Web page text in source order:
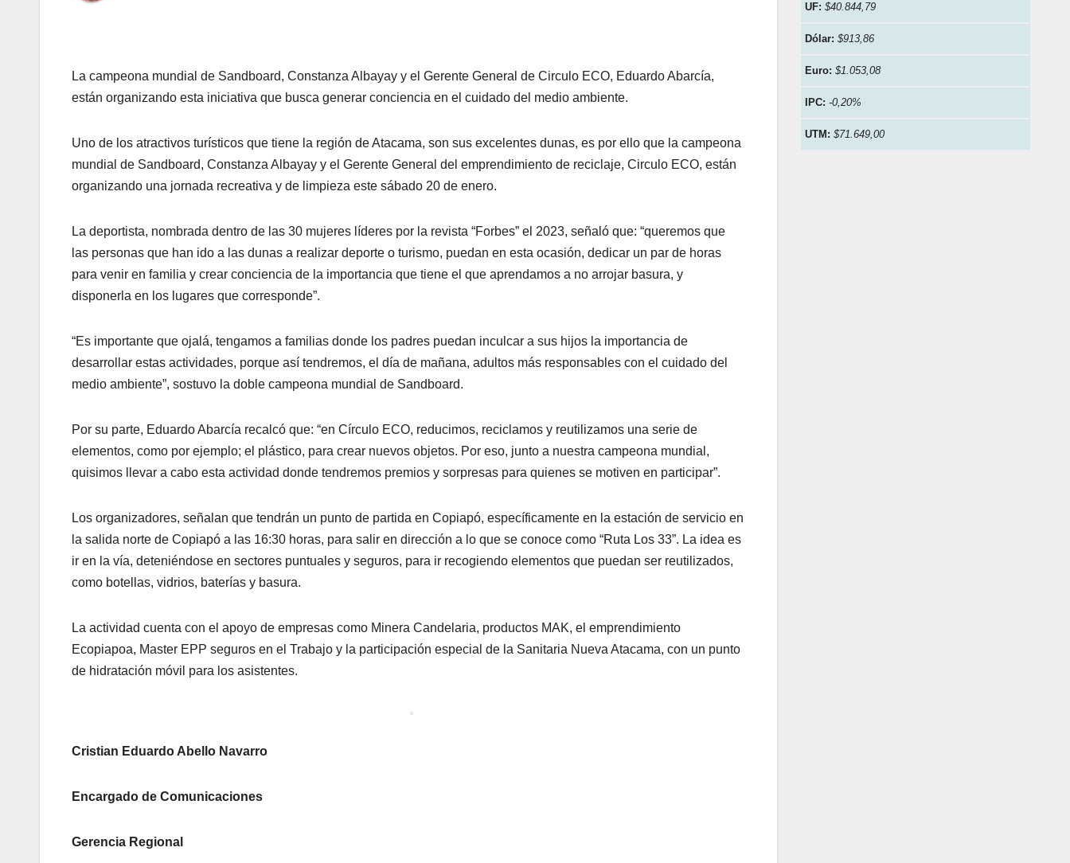
La campeona mundial de Sandboard, Constanza Albayay y el Gerente General de Circulo ECO, Eduardo Abarcía,
están organizando esta iniciativa que busca generar conciencia en el cuidado del medio ambiente.
Uno de los atractivos turísticos que tiene la región de Atacama, son sus excelentes dunas, es por ello que la campeona
mundial de Sandboard, Constanza Albayay y el Gerente General del emprendimiento de reciclaje, Circulo ECO, están
organizando una jornada recreativa y de limpieza este sábado 20 de enero.
La deportista, nombrada dentro de las 30 mujeres líderes por la revista “Forbes” el 2023, señaló que: “queremos que
las personas que han ido a las dunas a realizar deporte o turismo, puedan en esta ocasión, dedicar un par de horas
para venir en familia y crear conciencia de la importancia que tiene el que aprendamos a no arrojar basura, y
disponerla en los lugares que corresponde”.
“Es importante que ojalá, tengamos a familias donde los padres puedan inculcar a sus hijos la importancia de
desarrollar estas actividades, porque así tendremos, el día de mañana, adultos más responsables con el cuidado del
medio ambiente”, sostuvo la doble campeona mundial de Sandboard.
Por su parte, Eduardo Abarcía recalcó que: “en Círculo ECO, reducimos, reciclamos y reutilizamos una serie de
elementos, como por ejemplo; el plástico, para crear nuevos objetos. Por eso, junto a nuestra campeona mundial,
quisimos llevar a cabo esta actividad donde tendremos premios y sorpresas para quienes se motiven en participar”.
Los organizadores, señalan que tendrán un punto de partida en Copiapó, específicamente en la estación de servicio en
la salida norte de Copiapó a las 16:30 horas, para salir en dirección a lo que se conoce como “Ruta Los 33”. La idea es
ir en la vía, deteniéndose en sectores puntuales y seguros, para ir recogiendo elementos que puedan ser reutilizados,
como botellas, vidrios, baterías y basura.
La actividad cuenta con el apoyo de empresas como Minera Candelaria, productos MAK, el emprendimiento
Ecopiapoa, Master EPP seguros en el Trabajo y la participación especial de la Sanitaria Nueva Atacama, con un punto
de hidratación móvil para los asistentes.
Cristian Eduardo Abello Navarro
Encargado de Comunicaciones
Gerencia Regional
UF: $40.844,79
Dólar: $913,86
Euro: $1.053,08
IPC: -0,20%
UTM: $71.649,00